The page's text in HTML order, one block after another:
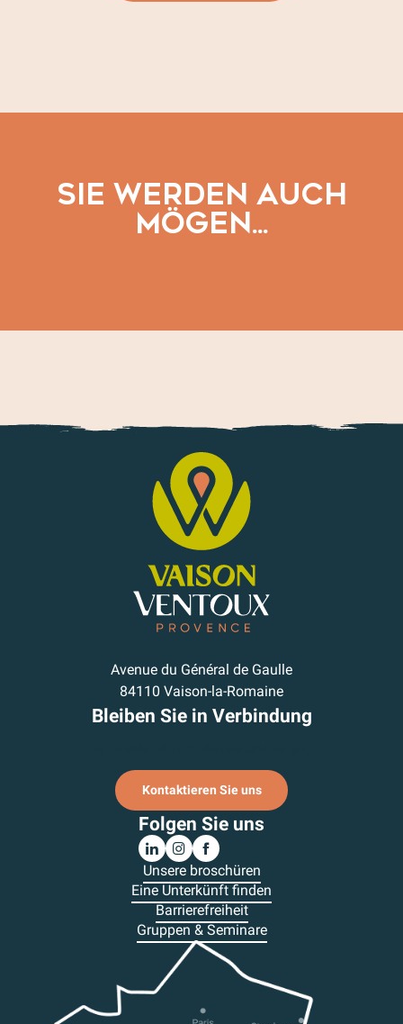
SIE WERDEN AUCH
MÖGEN...
Der Fahrradweg Véloroute de l’Ouvèze in Séguret
Avenue du Général de Gaulle
84110 Vaison-la-Romaine
Bleiben Sie in Verbindung
Kontaktieren Sie uns
Folgen Sie uns
Unsere broschüren
Eine Unterkünft finden
Barrierefreiheit
Gruppen & Seminare